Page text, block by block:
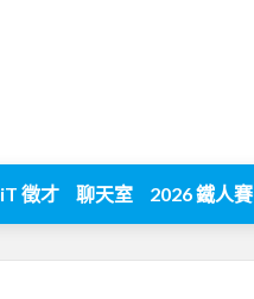
iT 徵才 聊天室 2026 鐵人賽